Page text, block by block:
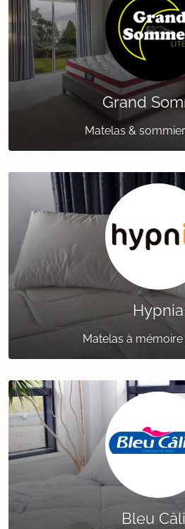
Grand
Matelas &
Hypnia
Matelas à
Bleu